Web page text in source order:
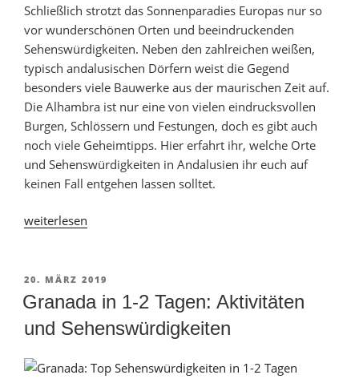
Schließlich strotzt das Sonnenparadies Europas nur so
vor wunderschönen Orten und beeindruckenden
Sehenswürdigkeiten. Neben den zahlreichen weißen,
typisch andalusischen Dörfern weist die Gegend
besonders viele Bauwerke aus der maurischen Zeit auf.
Die Alhambra ist nur eine von vielen eindrucksvollen
Burgen, Schlössern und Festungen, doch es gibt auch
noch viele Geheimtipps. Hier erfahrt ihr, welche Orte
und Sehenswürdigkeiten in Andalusien ihr euch auf
keinen Fall entgehen lassen solltet.
„Andalusien-
ist
es
schönsten?
(mit
Karte)“
weiterlesen
VERÖFFENTLICHT
AM
20. MÄRZ 2019
Granada in 1-2 Tagen: Aktivitäten
und Sehenswürdigkeiten